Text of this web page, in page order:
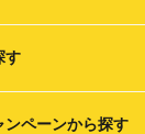
す
ンペーンから探す